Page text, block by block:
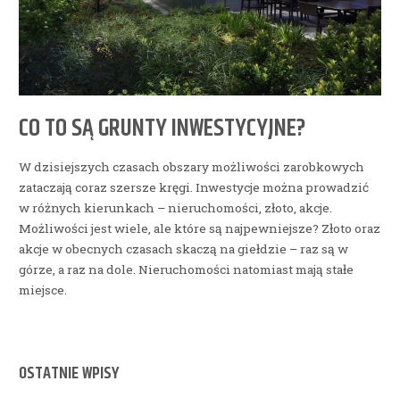
OSTATNIE WPISY
CO TO SĄ GRUNTY INWESTYCYJNE?
W dzisiejszych czasach obszary możliwości zarobkowych
zataczają coraz szersze kręgi. Inwestycje można prowadzić
w różnych kierunkach – nieruchomości, złoto, akcje.
Możliwości jest wiele, ale które są najpewniejsze? Złoto oraz
akcje w obecnych czasach skaczą na giełdzie – raz są w
górze, a raz na dole. Nieruchomości natomiast mają stałe
miejsce.